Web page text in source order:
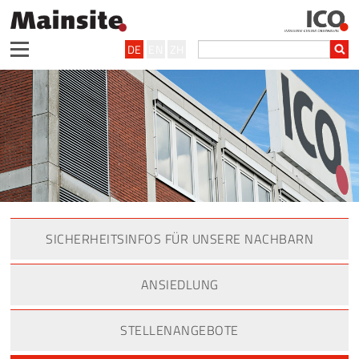
DE
SICHERHEITSINFOS FÜR UNSERE NACHBARN
ANSIEDLUNG
STELLENANGEBOTE